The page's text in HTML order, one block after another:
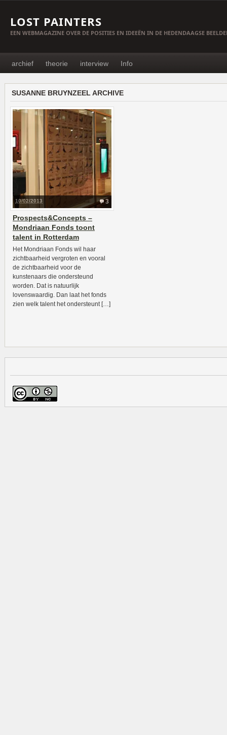
LOST PAINTERS
EEN WEBMAGAZINE OVER DE POSITIES EN IDEEËN IN DE HEDENDAAGSE
archief theorie interview Info
SUSANNE BRUYNZEEL ARCHIVE
3
10/02/2013
Prospects&Concepts –
Mondriaan Fonds toont
talent in Rotterdam
Het Mondriaan Fonds wil haar
zichtbaarheid vergroten en vooral
de zichtbaarheid voor de
kunstenaars die ondersteund
worden. Dat is natuurlijk
lovenswaardig. Dan laat het fonds
zien welk talent het ondersteunt […]